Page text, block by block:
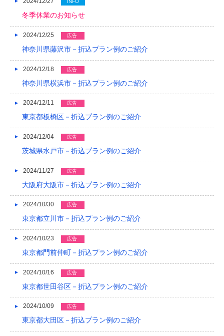
INFO
冬季休業のお知らせ
2024/12/25 広告
神奈川県藤沢市－折込プラン例のご紹介
2024/12/18 広告
神奈川県横浜市－折込プラン例のご紹介
2024/12/11 広告
東京都板橋区－折込プラン例のご紹介
2024/12/04 広告
茨城県水戸市－折込プラン例のご紹介
2024/11/27 広告
大阪府大阪市－折込プラン例のご紹介
2024/10/30 広告
東京都立川市－折込プラン例のご紹介
2024/10/23 広告
東京都門前仲町－折込プラン例のご紹介
2024/10/16 広告
東京都世田谷区－折込プラン例のご紹介
2024/10/09 広告
東京都大田区－折込プラン例のご紹介